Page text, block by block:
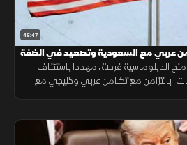
45:47
عربي مع السعودية وتصعيد في الضفة
الدبلوماسية فرصة، مهددا باستئناف
بالتزامن مع تضامن عربي وخليجي مع